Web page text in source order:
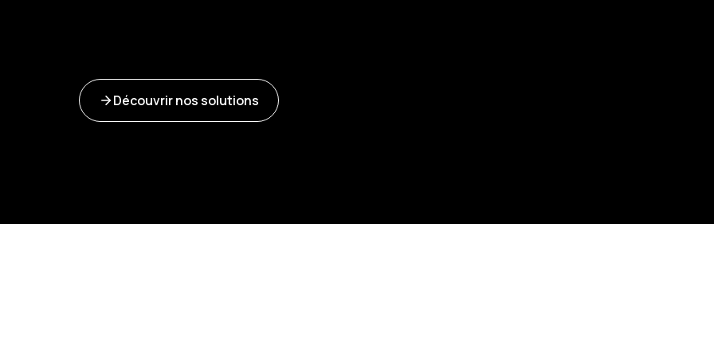
Découvrir nos solutions